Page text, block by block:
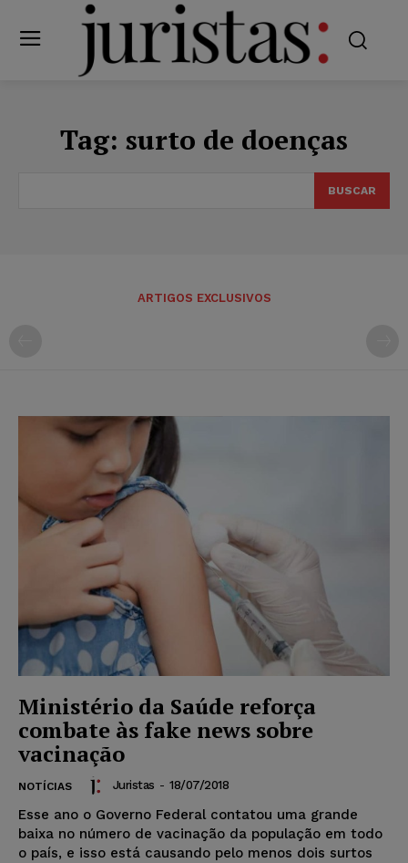
Tag: surto de doenças
BUSCAR
ARTIGOS EXCLUSIVOS
Ministério da Saúde reforça
combate às fake news sobre
vacinação
NOTÍCIAS Juristas - 18/07/2018
Esse ano o Governo Federal contatou uma grande
baixa no número de vacinação da população em todo
o país, e isso está causando pelo menos dois surtos